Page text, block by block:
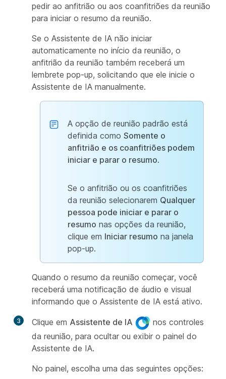
pedir ao anfitrião ou aos coanfitriões da reunião
para iniciar o resumo da reunião.
Se o Assistente de IA não iniciar
automaticamente no início da reunião, o
anfitrião da reunião também receberá um
lembrete pop-up, solicitando que ele inicie o
Assistente de IA manualmente.
A opção de reunião padrão está
definida como Somente o
anfitrião e os coanfitriões podem
iniciar e parar o resumo.
Se o anfitrião ou os coanfitriões
da reunião selecionarem Qualquer
pessoa pode iniciar e parar o
resumo nas opções da reunião,
clique em Iniciar resumo na janela
pop-up.
Quando o resumo da reunião começar, você
receberá uma notificação de áudio e visual
informando que o Assistente de IA está ativo.
3 Clique em Assistente de IA
nos controles
da reunião, para ocultar ou exibir o painel do
Assistente de IA.
No painel, escolha uma das seguintes opções: